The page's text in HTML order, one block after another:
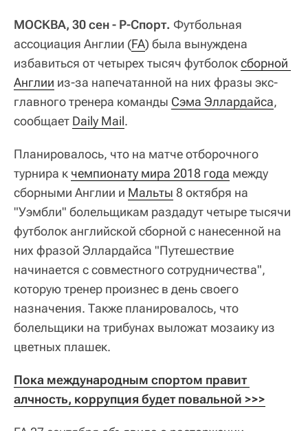
МОСКВА, 30 сен - Р-Спорт. Футбольная
ассоциация Англии (FA) была вынуждена
избавиться от четырех тысяч футболоксборной
Англии из-за напечатанной на них фразы экс-
главного тренера команды Сэма Эллардайса,
сообщает Daily Mail.
Планировалось, что на матче отборочного
турнира к чемпионату мира 2018 года между
сборными Англии и Мальты 8 октября на
"Уэмбли" болельщикам раздадут четыре тысячи
футболок английской сборной с нанесенной на
них фразой Эллардайса "Путешествие
начинается с совместного сотрудничества",
которую тренер произнес в день своего
назначения. Также планировалось, что
болельщики на трибунах выложат мозаику из
цветных плашек.
Пока международным спортом правит
алчность, коррупция будет повальной >>>